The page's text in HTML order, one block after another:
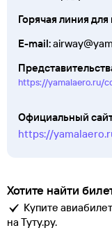
Горячая линия
E-mail:
https://yamalaero.ru/
Официальный
https://
Хотите найти
Купите
на Туту.ру.